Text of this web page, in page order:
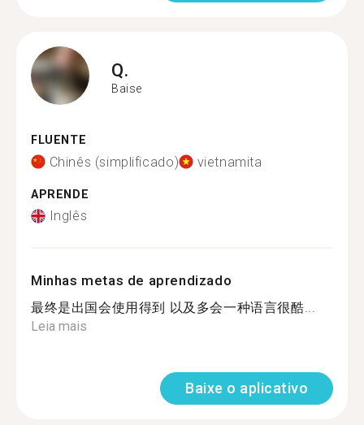
Q.
Baise
FLUENTE
Chinês (simplificado) vietnamita
APRENDE
Inglês
Minhas metas de aprendizado
最终是出国会使用得到 以及多会一种语言很酷...
Leia mais
Baixe o aplicativo